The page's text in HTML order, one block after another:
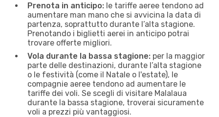
Prenota in anticipo: le tariffe aeree tendono ad
aumentare man mano che si avvicina la data di
partenza, soprattutto durante l’alta stagione.
Prenotando i biglietti aerei in anticipo potrai
trovare offerte migliori.
Vola durante la bassa stagione: per la maggior
parte delle destinazioni, durante l’alta stagione
o le festività (come il Natale o l'estate), le
compagnie aeree tendono ad aumentare le
tariffe dei voli. Se scegli di visitare Malalaua
durante la bassa stagione, troverai sicuramente
voli a prezzi più vantaggiosi.